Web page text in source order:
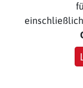
einschließlich